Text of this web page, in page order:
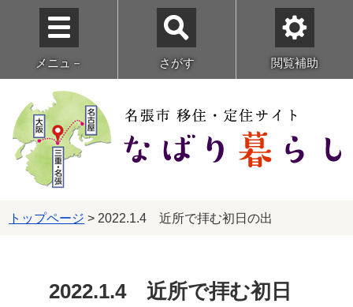
メニュ－ さがす 閲覧補助
トップページ > 2022.1.4 近所で拝む初日の出
2022.1.4 近所で拝む初日